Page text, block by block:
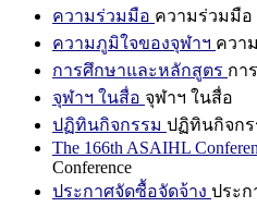
ความร่วมมือ ความร่วมมือ
ความภูมิใจของจุฬาฯ ควา
การศึกษาและหลักสูตร กา
จุฬาฯ ในสื่อ จุฬาฯ ในสื่อ
ปฏิทินกิจกรรม ปฏิทินกิจกร
The 166th ASAIHL
Conference
ประกาศจัดซื้อจัดจ้าง ประก